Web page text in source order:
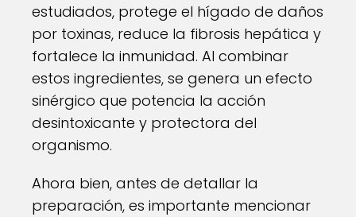
estudiados, protege el hígado de daños
por toxinas, reduce la fibrosis hepática y
fortalece la inmunidad. Al combinar
estos ingredientes, se genera un efecto
sinérgico que potencia la acción
desintoxicante y protectora del
organismo.
Ahora bien, antes de detallar la
preparación, es importante mencionar